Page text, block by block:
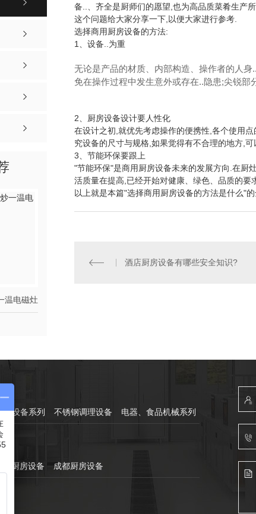
温电磁灶
备..、齐全是厨师们的愿望,也为高品质菜肴生产
这个问题给大家分享一下,以便大家进行参考.
选择商用厨房设备的方法:
1、设备..为重
无论是产品的材质、内部构造、操作者的人
免在操作过程中发生意外或存在..隐患;尖锐
2、厨房设备设计要人性化
在设计之初,就优先考虑操作的便携性,各个使用
究设备的尺寸与规格,如果觉得有不合理的地方,
3、节能环保要跟上
"节能环保"是商用厨房设备未来的发展方向.在厨
活质量在提高,已经开始对健康、绿色、品质的
以上就是本篇"选择商用厨房设备的方法是什么"
酒店厨房设备有哪些安全知识?
冷设备系列 不锈钢调理设备 电器、食品机械系列
店厨房设备 成都厨房设备